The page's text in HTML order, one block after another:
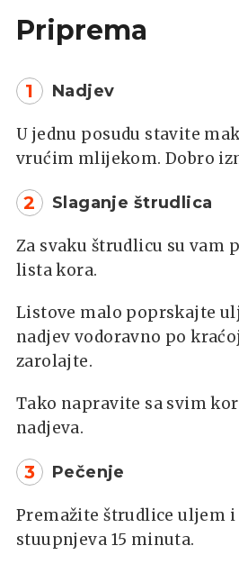
Priprema
1 Nadjev
U jednu posudu stavite
vrućim mlijekom. Dobro
2 Slaganje štrudlica
Za svaku štrudlicu su vam
lista kora.
Listove malo poprskajte
nadjev vodoravno po
zarolajte.
Tako napravite sa svim
nadjeva.
3 Pečenje
Premažite štrudlice uljem i
stuupnjeva 15 minuta.